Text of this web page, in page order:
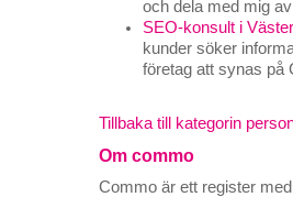
och dela med mig
SEO-konsult i
kunder söker
företag att synas på
Tillbaka till kategorin
Om commo
Commo är ett register